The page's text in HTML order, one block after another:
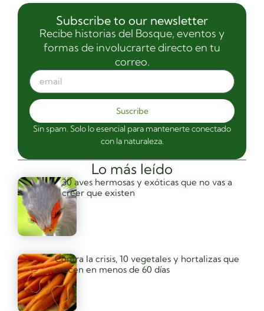
Lo más leído
30 aves hermosas y exóticas que no vas a
creer que existen
Contra la crisis, 10 vegetales y hortalizas que
crecen en menos de 60 días
Subscribe to our newsletter
Recibe historias del Bosque, eventos y
formas de involucrarte directo en tu
correo.
Suscribe
Sin spam. Solo lo esencial para mantenerte conectado
con la naturaleza.